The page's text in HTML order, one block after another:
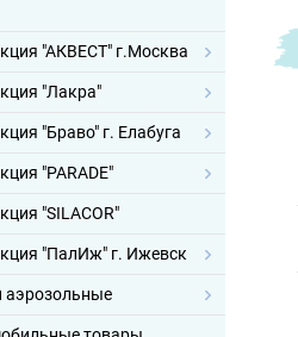
"АКВЕСТ" г.Москва
"Лакра"
"Браво" г. Елабуга
"PARADE"
"SILACOR"
"ПалИж" г. Ижевск
аэрозольные